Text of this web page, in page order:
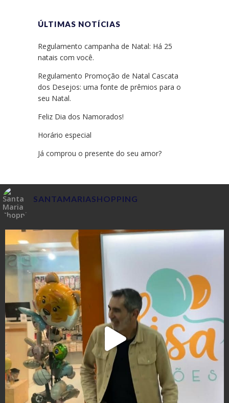
ÚLTIMAS NOTÍCIAS
Regulamento campanha de Natal: Há 25
natais com você.
Regulamento Promoção de Natal Cascata
dos Desejos: uma fonte de prêmios para o
seu Natal.
Feliz Dia dos Namorados!
Horário especial
Já comprou o presente do seu amor?
SANTAMARIASHOPPING